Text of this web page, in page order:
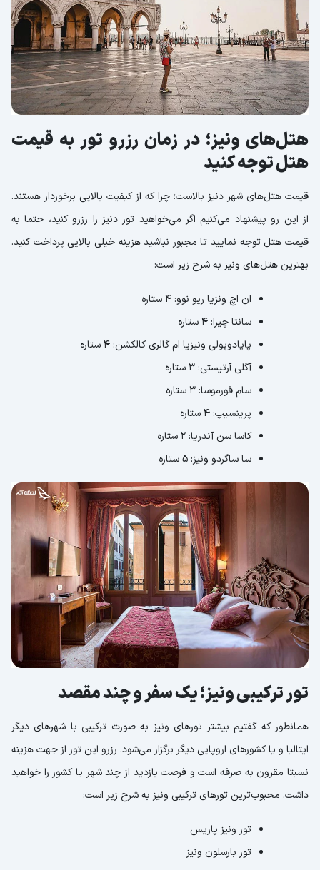
هتل‌های ونیز؛ در زمان رزرو تور به قیمت
هتل توجه کنید
قیمت هتل‌های شهر دنیز بالاست؛ چرا که از کیفیت بالایی برخوردار هستند.
از این رو پیشنهاد می‌کنیم اگر می‌خواهید تور دنیز را رزرو کنید، حتما به
قیمت هتل توجه نمایید تا مجبور نباشید هزینه خیلی بالایی پرداخت کنید.
بهترین هتل‌های ونیز به شرح زیر است:
ان اچ ونزیا ریو نوو: 4 ستاره
سانتا چیرا: 4 ستاره
پاپادوپولی ونیزیا ام گالری کالکشن: 4 ستاره
آگلی آرتیستی: 3 ستاره
سام فورموسا: 3 ستاره
پرینسیپ: 4 ستاره
کاسا سن آندریا: 2 ستاره
سا ساگردو ونیز: 5 ستاره
تور ترکیبی ونیز؛ یک سفر و چند مقصد
همانطور که گفتیم بیشتر تورهای ونیز به صورت ترکیبی با شهرهای دیگر
ایتالیا و یا کشورهای اروپایی دیگر برگزار می‌شود. رزرو این تور از جهت هزینه
نسبتا مقرون به صرفه است و فرصت بازدید از چند شهر یا کشور را خواهید
داشت. محبوب‌ترین تورهای ترکیبی ونیز به شرح زیر است:
تور ونیز پاریس
تور بارسلون ونیز